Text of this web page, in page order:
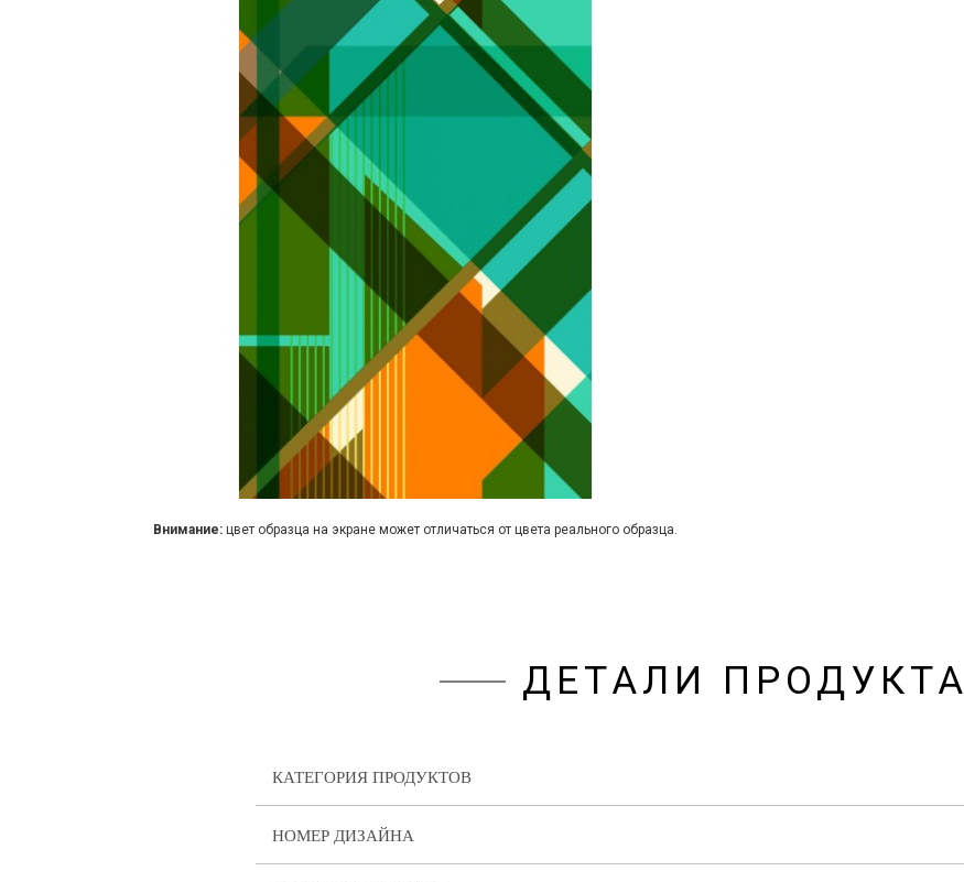
Внимание:цвет образца на экране может отличаться от цвета реального образца.
ДЕТАЛИ ПРОДУКТА
КАТЕГОРИЯ ПРОДУКТОВ
НОМЕР ДИЗАЙНА